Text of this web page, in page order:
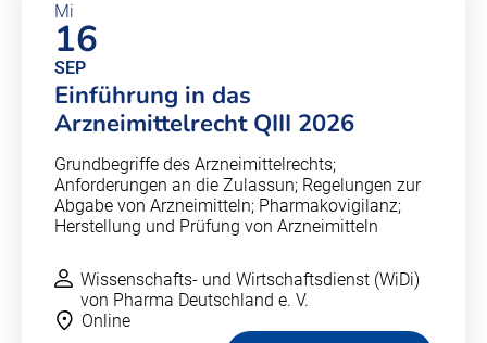
Mi
16
SEP
Einführung in das
Arzneimittelrecht QIII 2026
Grundbegriffe des Arzneimittelrechts;
Anforderungen an die Zulassun; Regelungen zur
Abgabe von Arzneimitteln; Pharmakovigilanz;
Herstellung und Prüfung von Arzneimitteln
Wissenschafts- und Wirtschaftsdienst (WiDi)
von Pharma Deutschland e. V.
Online